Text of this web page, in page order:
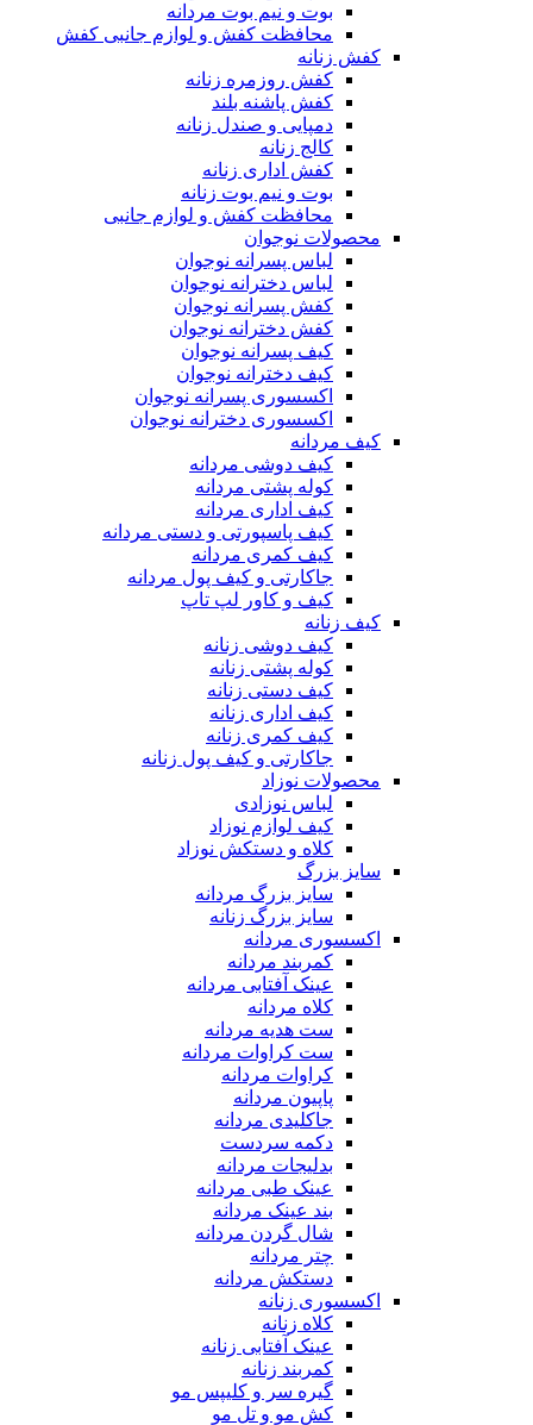
بوت و نیم بوت مردانه
محافظت کفش و لوازم جانبی کفش
کفش زنانه
کفش روزمره زنانه
کفش پاشنه بلند
دمپایی و صندل زنانه
کالج زنانه
کفش اداری زنانه
بوت و نیم بوت زنانه
محافظت کفش و لوازم جانبی
محصولات نوجوان
لباس پسرانه نوجوان
لباس دخترانه نوجوان
کفش پسرانه نوجوان
کفش دخترانه نوجوان
کیف پسرانه نوجوان
کیف دخترانه نوجوان
اکسسوری پسرانه نوجوان
اکسسوری دخترانه نوجوان
کیف مردانه
کیف دوشی مردانه
کوله پشتی مردانه
کیف اداری مردانه
کیف پاسپورتی و دستی مردانه
کیف کمری مردانه
جاکارتی و کیف پول مردانه
کیف و کاور لپ تاپ
کیف زنانه
کیف دوشی زنانه
کوله پشتی زنانه
کیف دستی زنانه
کیف اداری زنانه
کیف کمری زنانه
جاکارتی و کیف پول زنانه
محصولات نوزاد
لباس نوزادی
کیف لوازم نوزاد
کلاه و دستکش نوزاد
سایز بزرگ
سایز بزرگ مردانه
سایز بزرگ زنانه
اکسسوری مردانه
کمربند مردانه
عینک آفتابی مردانه
کلاه مردانه
ست هدیه مردانه
ست کراوات مردانه
کراوات مردانه
پاپیون مردانه
جاکلیدی مردانه
دکمه سردست
بدلیجات مردانه
عینک طبی مردانه
بند عینک مردانه
شال گردن مردانه
چتر مردانه
دستکش مردانه
اکسسوری زنانه
کلاه زنانه
عینک آفتابی زنانه
کمربند زنانه
گیره سر و کلیپس مو
کش مو و تل مو